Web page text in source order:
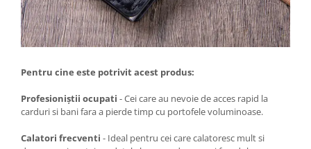
Pentru cine este potrivit acest produs:
Profesioniștii ocupati - Cei care au nevoie de acces rapid la
carduri si bani fara a pierde timp cu portofele voluminoase.
Calatori frecventi - Ideal pentru cei care calatoresc mult si